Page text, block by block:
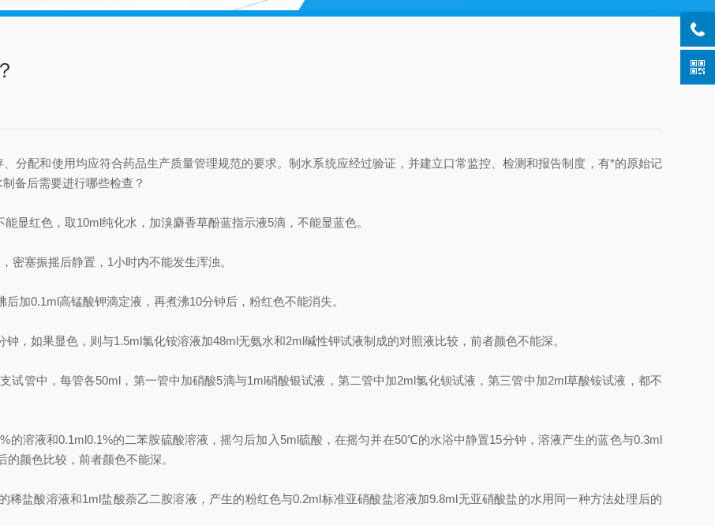
配和使用均应符合药品生产质量管理规范的要求。制水系统应经过验证，并建立口常监控、检测和报告制度，有*的原始记
备后需要进行哪些检查？
红色，取10ml纯化水，加溴麝香草酚蓝指示液5滴，不能显蓝色。
塞振摇后静置，1小时内不能发生浑浊。
0.1ml高锰酸钾滴定液，再煮沸10分钟后，粉红色不能消失。
如果显色，则与1.5ml氯化铵溶液加48ml无氨水和2ml碱性钾试液制成的对照液比较，前者颜色不能深。
管中，每管各50ml，第一管中加硝酸5滴与1ml硝酸银试液，第二管中加2ml氯化钡试液，第三管中加2ml草酸铵试液，都不
溶液和0.1ml0.1%的二苯胺硫酸溶液，摇匀后加入5ml硫酸，在摇匀并在50℃的水浴中静置15分钟，溶液产生的蓝色与0.3ml
颜色比较，前者颜色不能深。
盐酸溶液和1ml盐酸萘乙二胺溶液，产生的粉红色与0.2ml标准亚硝酸盐溶液加9.8ml无亚硝酸盐的水用同一种方法处理后的